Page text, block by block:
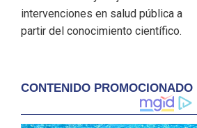
intervenciones en salud pública a
partir del conocimiento científico.